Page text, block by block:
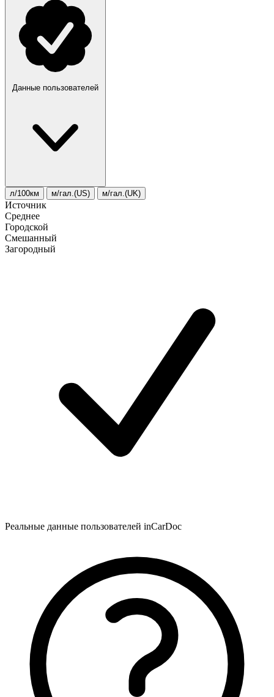
Данные пользователей
л/100км м/гал.(US) м/гал.(UK)
Источник
Среднее
Городской
Смешанный
Загородный
Реальные данные пользователей inCarDoc